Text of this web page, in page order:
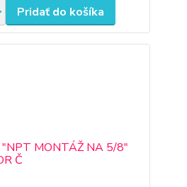
Pridať do košíka